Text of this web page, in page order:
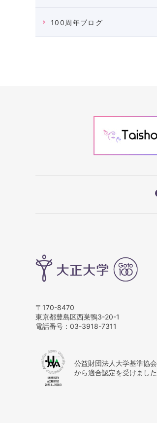
100周年ブログ
〒170-8470
東京都豊島区西巣鴨3-20-1
電話番号： 03-3918-7311
公益財団法人大学基準協会
から適合認定を受けました